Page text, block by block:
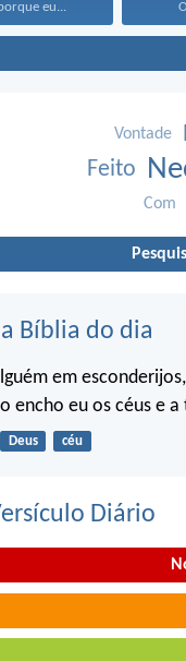
eu...
Vontade
Feito
Com
Bíblia do dia
em
encho eu os céus e
Deus céu
Diário